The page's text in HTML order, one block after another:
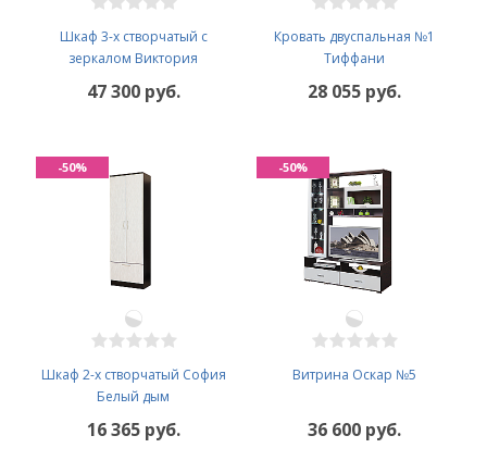
Шкаф 3-х створчатый с
зеркалом Виктория
47 300 руб.
Кровать двуспальная №1
Тиффани
28 055 руб.
Шкаф 2-х створчатый София
Белый дым
16 365 руб.
-50%
Витрина Оскар №5
36 600 руб.
-50%